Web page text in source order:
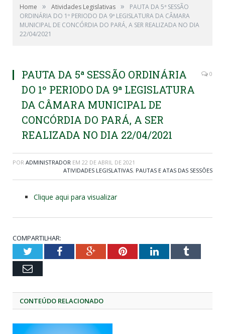
Home » Atividades Legislativas »
PAUTA DA 5ª SESSÃO
ORDINÁRIA DO 1º PERIODO DA 9ª LEGISLATURA DA CÂMARA
MUNICIPAL DE CONCÓRDIA DO PARÁ, A SER REALIZADA NO DIA
22/04/2021
PAUTA DA 5ª SESSÃO ORDINÁRIA
DO 1º PERIODO DA 9ª LEGISLATURA
DA CÂMARA MUNICIPAL DE
CONCÓRDIA DO PARÁ, A SER
REALIZADA NO DIA 22/04/2021
0
POR ADMINISTRADOR EM 22 DE ABRIL DE 2021
ATIVIDADES LEGISLATIVAS, PAUTAS E ATAS DAS SESSÕES
Clique aqui para visualizar
COMPARTILHAR:
TwitterFacebookGoogle+PinterestLinkedInTumblr
Email
CONTEÚDO RELACIONADO